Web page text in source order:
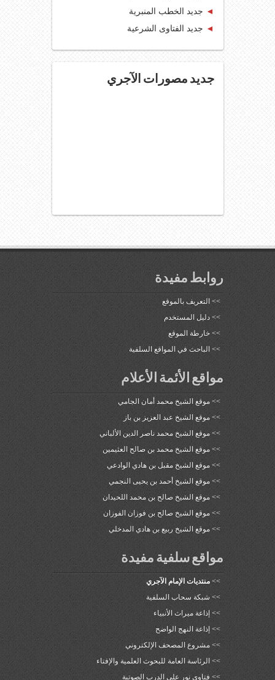
◄ جديد الخطب المنبرية
◄ جديد الفتاوى الشرعية
جديد مصورات الآجري
روابط مفيدة
>> التعريف بالموقع
>>دليل المستخدم
>>خارطة الموقع
>> الباحث في المواقع السلفية
مواقع الأئمة الأعلام
>>موقع الشيخ محمد أمان الجامي
>>موقع الشيخ عبد العزيز بن باز
>>موقع الشيخ محمد ناصر الدين الألباني
>>موقع الشيخ محمد بن صالح العثيمين
>>موقع الشيخ مقبل بن هادي الوادعي
>>موقع الشيخ أحمد بن يحيى النجمي
>>موقع الشيخ صالح بن محمد اللحيدان
>>موقع الشيخ صالح بن فوزان الفوزان
>>موقع الشيخ ربيع بن هادي المدخلي
مواقع سلفية مفيدة
>>منتديات الإمام الآجري
>> شبكة سحاب السلفية
>> إذاعة ميراث الأنبياء
>> إذاعة النهج الواضح
>>مشروع المصحف الإلكتروني
>> الرئاسة العامة للبحوث العلمية والإفتاء
>> فتاوى نور على الدرب الصوتية